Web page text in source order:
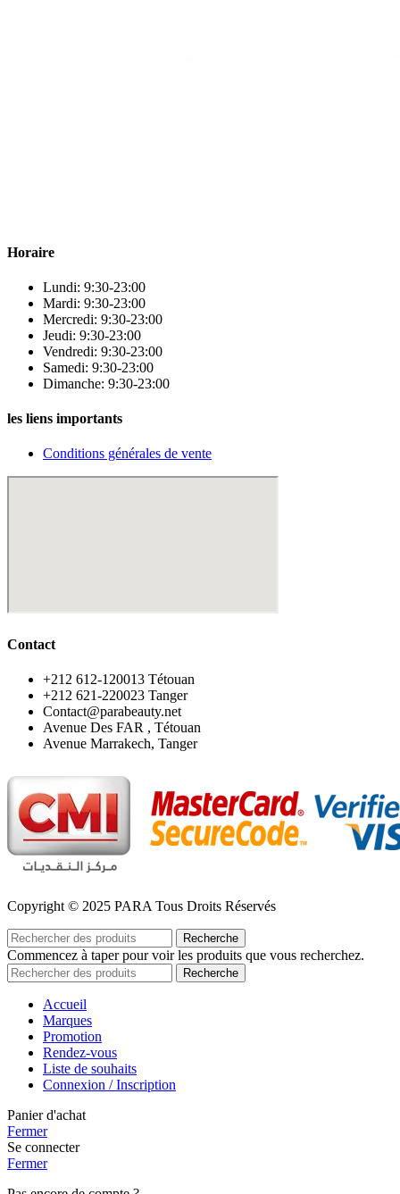
Horaire
Lundi: 9:30-23:00
Mardi: 9:30-23:00
Mercredi: 9:30-23:00
Jeudi: 9:30-23:00
Vendredi: 9:30-23:00
Samedi: 9:30-23:00
Dimanche: 9:30-23:00
les liens importants
Conditions générales de vente
Contact
‪+212 612-120013 Tétouan
‪+212 621-220023 Tanger
Contact@parabeauty.net
Avenue Des FAR , Tétouan
Avenue Marrakech, Tanger
Copyright © 2025 PARA Tous Droits Réservés
Recherche
Commencez à taper pour voir les produits que vous recherchez.
Recherche
Accueil
Marques
Promotion
Rendez-vous
Liste de souhaits
Connexion / Inscription
Panier d'achat
Fermer
Se connecter
Fermer